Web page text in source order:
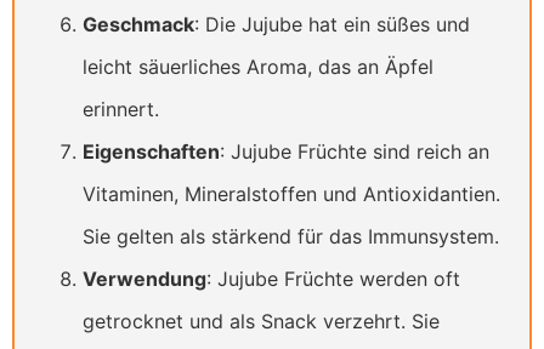
Geschmack: Die Jujube hat ein süßes und
leicht säuerliches Aroma, das an Äpfel
erinnert.
Eigenschaften: Jujube Früchte sind reich an
Vitaminen, Mineralstoffen und Antioxidantien.
Sie gelten als stärkend für das Immunsystem.
Verwendung: Jujube Früchte werden oft
getrocknet und als Snack verzehrt. Sie